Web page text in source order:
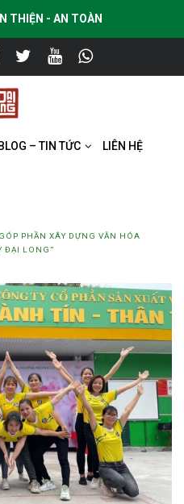
THIỆN - AN TOÀN
BLOG – TIN TỨC LIÊN HỆ
PHẦN XÂY DỰNG VĂN HÓA
ĐẠI LONG”